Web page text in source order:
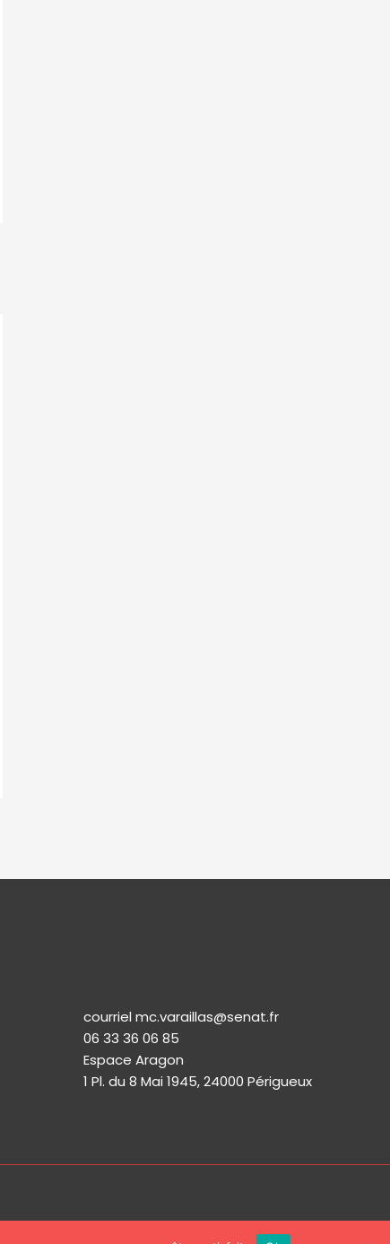
courriel mc.varaillas@senat.fr
06 33 36 06 85
Espace Aragon
1 Pl. du 8 Mai 1945, 24000 Périgueux​